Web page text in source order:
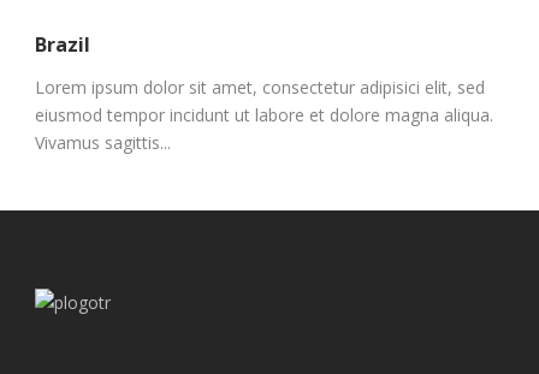
Brazil
Lorem ipsum dolor sit amet, consectetur adipisici elit, sed
eiusmod tempor incidunt ut labore et dolore magna aliqua.
Vivamus sagittis...